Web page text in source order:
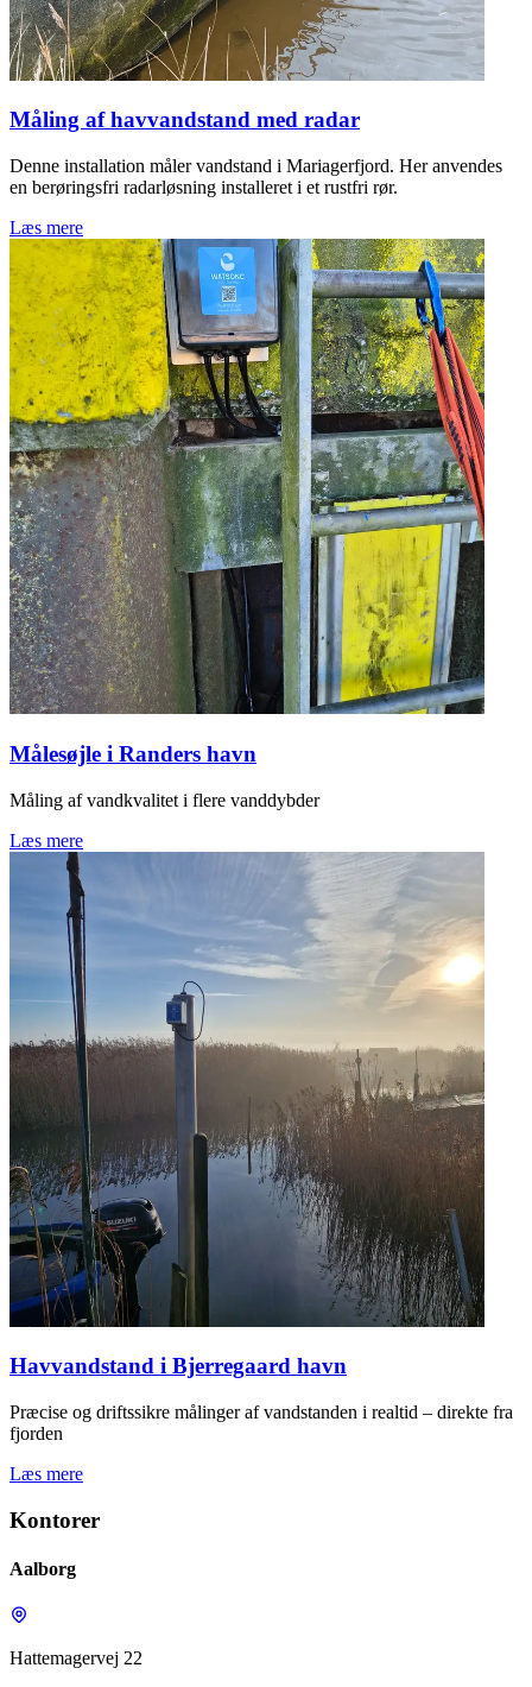
Måling af havvandstand med radar
Denne installation måler vandstand i Mariagerfjord. Her anvendes
en berøringsfri radarløsning installeret i et rustfri rør.
Læs mere
Målesøjle i Randers havn
Måling af vandkvalitet i flere vanddybder
Læs mere
Havvandstand i Bjerregaard havn
Præcise og driftssikre målinger af vandstanden i realtid – direkte fra
fjorden
Læs mere
Kontorer
Aalborg
Hattemagervej 22